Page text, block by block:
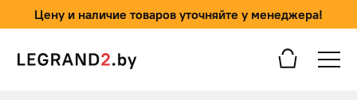
Цену и наличие товаров уточняйте у менеджера!